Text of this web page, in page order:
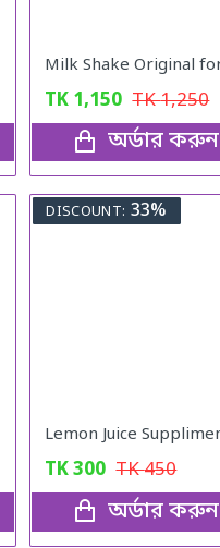
TK 1,150 TK1,250
অর্ডার করুন
DISCOUNT: 33%
TK300 TK450
অর্ডার করুন